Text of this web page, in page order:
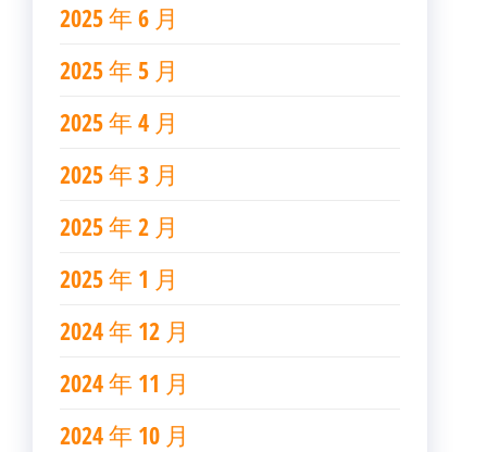
2025 年 6 月
2025 年 5 月
2025 年 4 月
2025 年 3 月
2025 年 2 月
2025 年 1 月
2024 年 12 月
2024 年 11 月
2024 年 10 月